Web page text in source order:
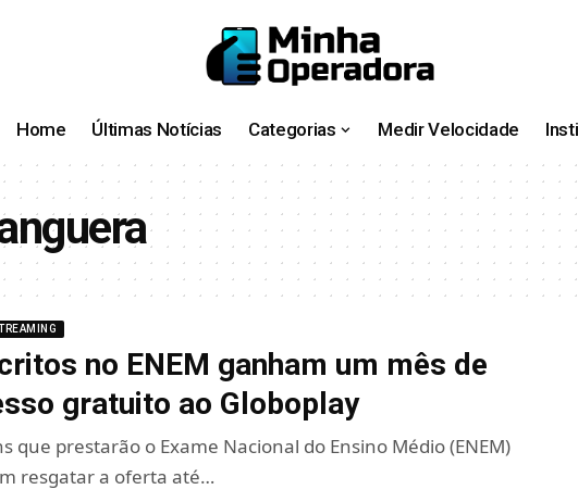
Home Últimas Notícias Categorias Medir Velocidade
no ENEM ganham um mês de
gratuito ao Globoplay
que prestarão o Exame Nacional do Ensino Médio (ENEM)
resgatar a oferta até…